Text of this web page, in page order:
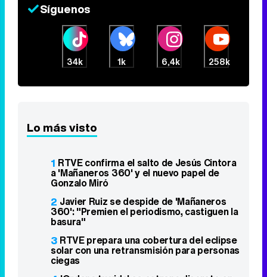
Síguenos
34k 1k 6,4k 258k
Lo más visto
1 RTVE confirma el salto de Jesús Cintora
a 'Mañaneros 360' y el nuevo papel de
Gonzalo Miró
2 Javier Ruiz se despide de 'Mañaneros
360': "Premien el periodismo, castiguen la
basura"
3 RTVE prepara una cobertura del eclipse
solar con una retransmisión para personas
ciegas